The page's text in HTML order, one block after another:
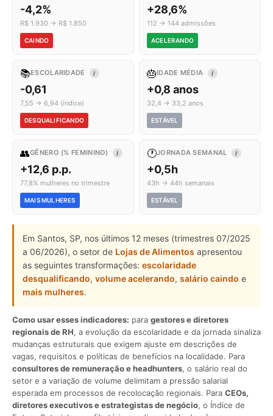
-4,2%
R$ 1.930 → R$ 1.850
CAINDO
+28,6%
112 → 144 admissões
ACELERANDO
📚ESCOLARIDADE I
-0,61
7,55 → 6,94 (índice)
DESQUALIFICANDO
🎂IDADE MÉDIA I
+0,8 anos
32,4 → 33,2 anos
ESTÁVEL
👥GÊNERO (% FEMININO) I
+12,6 p.p.
77,8% mulheres no trimestre
MAIS MULHERES
🕐JORNADA SEMANAL I
+0,5h
43h → 44h semanais
ESTÁVEL
Em Santos, SP, nos últimos 12 meses (trimestres 07/2025
a 06/2026), o setor de Lojas de Alimentos apresentou
as seguintes transformações: escolaridade
desqualificando, volume acelerando, salário caindo e
mais mulheres.
Como usar esses indicadores: para gestores e diretores
regionais de RH, a evolução da escolaridade e da jornada sinaliza
mudanças estruturais que exigem ajuste em descrições de
vagas, requisitos e políticas de benefícios na localidade. Para
consultores de remuneração e headhunters, o salário real do
setor e a variação de volume delimitam a pressão salarial
esperada em processos de recolocação regionais. Para CEOs,
diretores executivos e estrategistas de negócio, o Índice de